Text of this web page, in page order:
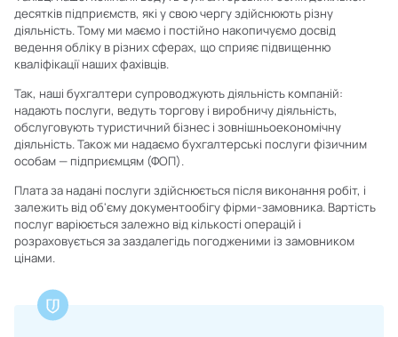
десятків підприємств, які у свою чергу здійснюють різну
діяльність. Тому ми маємо і постійно накопичуємо досвід
ведення обліку в різних сферах, що сприяє підвищенню
кваліфікації наших фахівців.
Так, наші бухгалтери супроводжують діяльність компаній:
надають послуги, ведуть торгову і виробничу діяльність,
обслуговують туристичний бізнес і зовнішньоекономічну
діяльність. Також ми надаємо бухгалтерські послуги фізичним
особам — підприємцям (ФОП).
Плата за надані послуги здійснюється після виконання робіт, і
залежить від об'єму документообігу фірми-замовника. Вартість
послуг варіюється залежно від кількості операцій і
розраховується за заздалегідь погодженими із замовником
цінами.